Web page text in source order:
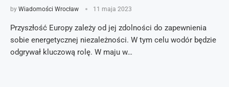
by Wiadomości Wrocław 11 maja 2023
Przyszłość Europy zależy od jej zdolności do zapewnienia
sobie energetycznej niezależności. W tym celu wodór będzie
odgrywał kluczową rolę. W maju w…